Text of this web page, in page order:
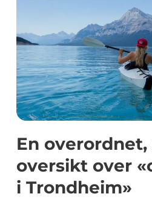
En
oversikt over
i Trondheim»